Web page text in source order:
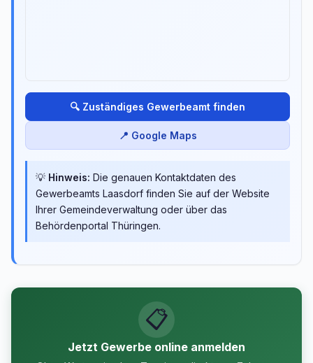
🔍 Zuständiges Gewerbeamt finden
📍 Google Maps
💡 Hinweis: Die genauen Kontaktdaten des
Gewerbeamts Laasdorf finden Sie auf der Website
Ihrer Gemeindeverwaltung oder über das
Behördenportal Thüringen.
📋
Jetzt Gewerbe online anmelden